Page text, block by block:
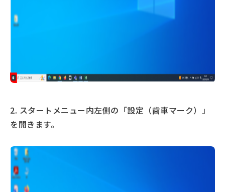
2. スタートメニュー内左側の「設定（歯車マーク）」
を開きます。